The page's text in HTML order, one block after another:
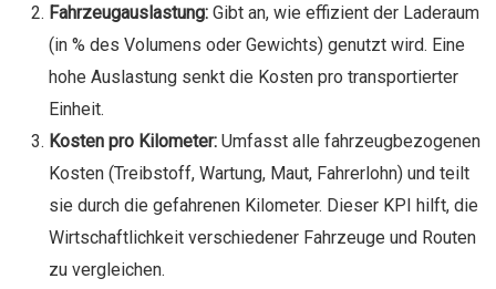
Fahrzeugauslastung: Gibt an, wie effizient der Laderaum
(in % des Volumens oder Gewichts) genutzt wird. Eine
hohe Auslastung senkt die Kosten pro transportierter
Einheit.
Kosten pro Kilometer: Umfasst alle fahrzeugbezogenen
Kosten (Treibstoff, Wartung, Maut, Fahrerlohn) und teilt
sie durch die gefahrenen Kilometer. Dieser KPI hilft, die
Wirtschaftlichkeit verschiedener Fahrzeuge und Routen
zu vergleichen.